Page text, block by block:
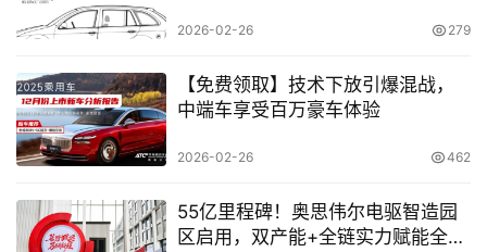
2026-02-26 279
【免费领取】技术下放引爆混战，
中端车享受百万豪车体验
2026-02-26 462
55亿里程碑！奥思伟尔电驱智造园
区启用，双产能+全链实力赋能全球